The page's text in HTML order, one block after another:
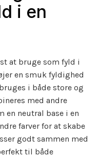
i en
at bruge som fyld i
en smuk fyldighed
i både store og
med andre
en neutral base i en
farver for at skabe
godt sammen med
til både